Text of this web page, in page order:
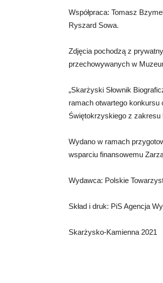
Współpraca: Tomasz
Ryszard Sowa.
Zdjęcia pochodzą z
przechowywanych w
„Skarżyski Słownik
ramach otwartego konkursu
Świętokrzyskiego z zakresu
Wydano w ramach
wsparciu finansowemu
Wydawca: Polskie
Skład i druk: PiS Agencja
Skarżysko-Kamienna 2021